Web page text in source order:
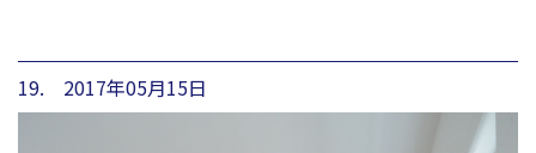
19. 2017年05月15日